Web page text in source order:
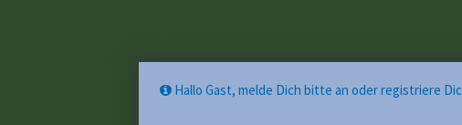
Hallo Gast, melde Dich bitte an oder registriere